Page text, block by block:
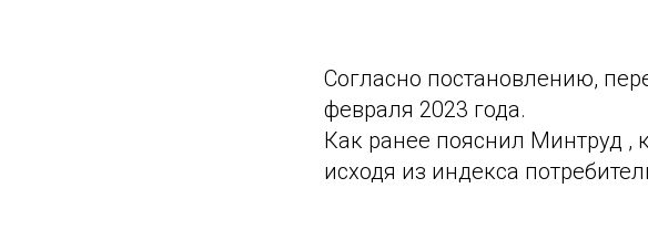
Согласно постановлению,
февраля 2023 года.
Как ранее пояснил Минтруд ,
исходя из индекса